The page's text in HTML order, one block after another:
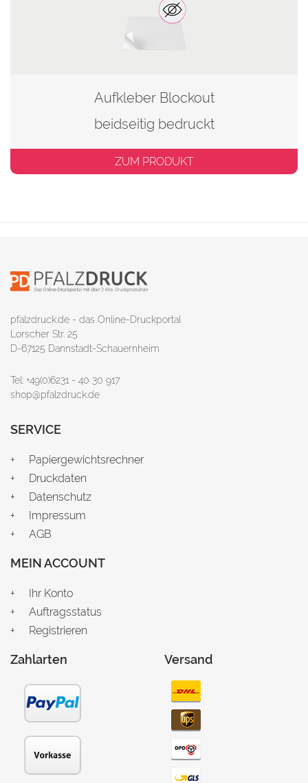
Aufkleber Blockout
beidseitig bedruckt
ZUM PRODUKT
pfalzdruck.de - das Online-Druckportal
Lorscher Str. 25
D-67125 Dannstadt-Schauernheim
Tel: +49(0)6231 - 40 30 917
shop@pfalzdruck.de
SERVICE
Papiergewichtsrechner
Druckdaten
Datenschutz
Impressum
AGB
MEIN ACCOUNT
Ihr Konto
Auftragsstatus
Registrieren
Zahlarten Versand